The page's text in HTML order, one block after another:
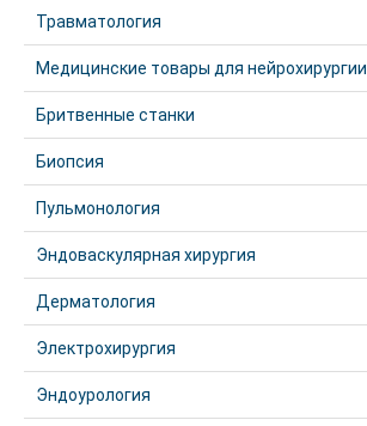
Травматология
Медицинские товары для нейрохирургии
Бритвенные станки
Биопсия
Пульмонология
Эндоваскулярная хирургия
Дерматология
Электрохирургия
Эндоурология